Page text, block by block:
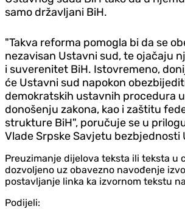
samo državljani BiH.
"Takva reforma pomogla bi da se
nezavisan Ustavni sud, te ojačaju
i suverenitet BiH. Istovremeno,
će Ustavni sud napokon
demokratskih ustavnih procedura
donošenju zakona, kao i zaštitu
strukture BiH", poručuje se u
Vlade Srpske Savjetu bezbjednosti
Preuzimanje dijelova teksta ili teksta u
dozvoljeno uz obavezno navođenje
postavljanje linka ka izvornom tekstu
Podijeli: